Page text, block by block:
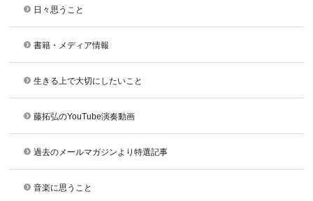
日々思うこと
書籍・メディア情報
生きる上で大切にしたいこと
藤拓弘のYouTube演奏動画
過去のメールマガジンより特選記事
音楽に思うこと